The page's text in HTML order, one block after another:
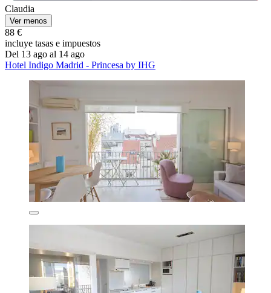
Claudia
Ver menos
88 €
incluye tasas e impuestos
Del 13 ago al 14 ago
Hotel Indigo Madrid - Princesa by IHG